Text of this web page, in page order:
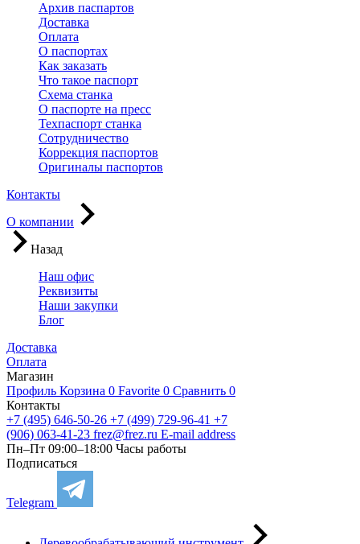
Архив паспартов
Доставка
Оплата
О паспортах
Как заказать
Что такое паспорт
Схема станка
О паспорте на пресс
Техпаспорт станка
Сотрудничество
Коррекция паспортов
Оригиналы паспортов
Контакты
О компании
Назад
Наш офис
Реквизиты
Наши закупки
Блог
Доставка
Оплата
Магазин
Профиль Корзина 0 Favorite 0 Сравнить 0
Контакты
+7 (495) 646-50-26 +7 (499) 729-96-41 +7
(906) 063-41-23 frez@frez.ru E-mail address
Пн–Пт 09:00–18:00 Часы работы
Подписаться
Telegram